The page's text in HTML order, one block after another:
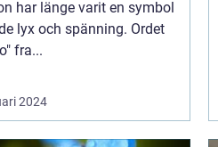
har länge varit en symbol
lyx och spänning. Ordet
fra...
2024